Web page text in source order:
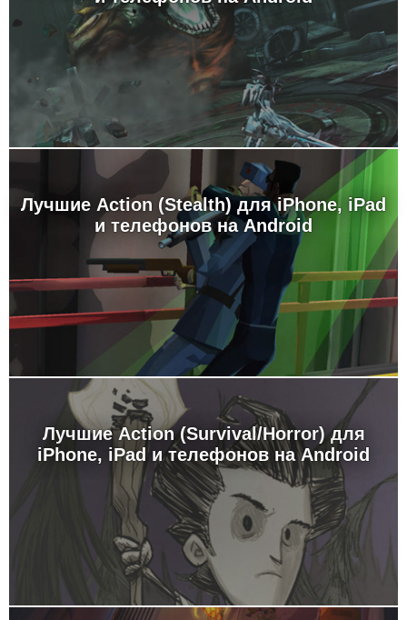
Лучшие Action (Stealth) для iPhone, iPad
и телефонов на Android
Лучшие Action (Survival/Horror) для
iPhone, iPad и телефонов на Android